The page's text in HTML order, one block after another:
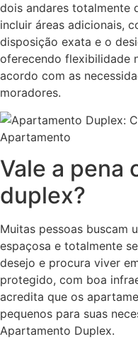
dois andares totalmente
incluir áreas adicionais,
disposição exata e o
oferecendo flexibilidade
acordo com as
moradores.
Vale a pena
duplex?
Muitas pessoas buscam
espaçosa e totalmente
desejo e procura viver
protegido, com boa
acredita que os
pequenos para suas
Apartamento Duplex.